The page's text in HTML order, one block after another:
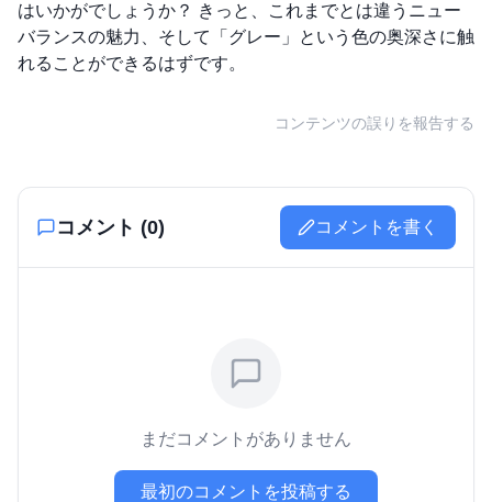
はいかがでしょうか？ きっと、これまでとは違うニュー
バランスの魅力、そして「グレー」という色の奥深さに触
れることができるはずです。
コンテンツの誤りを報告する
コメント (0) コメントを書く
まだコメントがありません
最初のコメントを投稿する